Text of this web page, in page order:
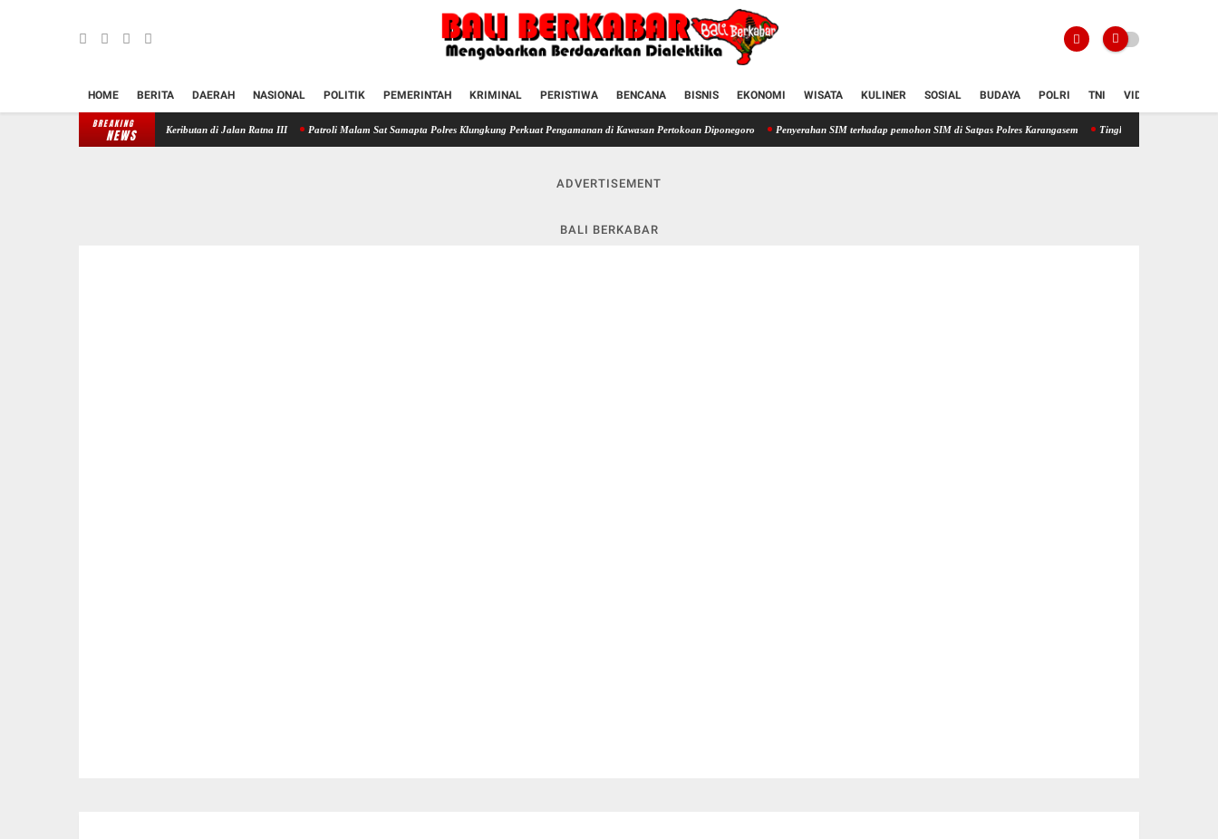
HOME BERITA DAERAH NASIONAL POLITIK PEMERINTAH KRIMINAL PERISTIWA BENCANA BISNIS EKONOMI WISATA KULINER SOSIAL BUDAYA POLRI TNI VIDIO
BREAKING
NEWS
Klungkung Redam Keributan di Jalan Ratna III Patroli Malam Sat Samapta Polres Klungkung Perkuat Pengamanan di Kawasan Pertokoan Diponegoro Penyerahan SIM terhadap pemohon SIM di Satpas Polres Karangasem Tingkatkan Kualitas Pelayanan Publik,
ADVERTISEMENT
BALI BERKABAR